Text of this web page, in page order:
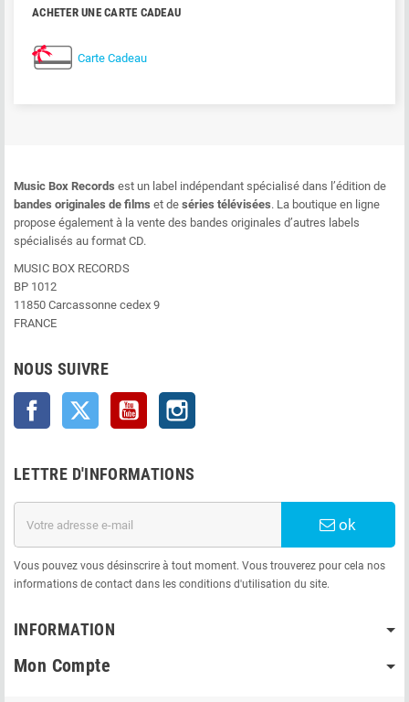
ACHETER UNE CARTE CADEAU
Carte Cadeau
Music Box Records est un label indépendant spécialisé dans l’édition de
bandes originales de films et de séries télévisées. La boutique en ligne
propose également à la vente des bandes originales d’autres labels
spécialisés au format CD.
MUSIC BOX RECORDS
BP 1012
11850 Carcassonne cedex 9
FRANCE
NOUS SUIVRE
Facebook Twitter YouTube
LETTRE D'INFORMATIONS
ok
Vous pouvez vous désinscrire à tout moment. Vous trouverez pour cela nos
informations de contact dans les conditions d'utilisation du site.
INFORMATION
Mon Compte